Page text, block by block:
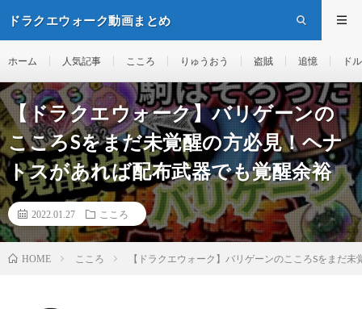
ドラクエウォーク動画まとめ
ホーム 人気記事 こころ りゅうおう 盗賊 追憶 ド
【ドラクエウォーク】バリゲーンの
こころSをまだ未覚醒の方必見！ヘナ
トスがあれば配布武器でも覚醒余裕
2022.01.27 こころ
HOME こころ 【ドラクエウォーク】バリゲーンのこころSをまだ